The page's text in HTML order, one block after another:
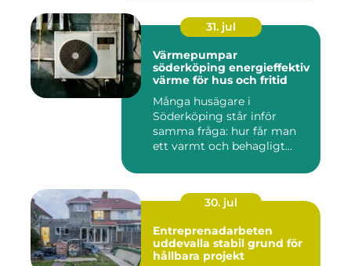
31. jul
Värmepumpar
söderköping energieffektiv
värme för hus och fritid
Många husägare i
Söderköping står inför
samma fråga: hur får man
ett varmt och behagligt
30. jul
Entreprenadarbeten
uddevalla stabil grund för
hållbara projekt